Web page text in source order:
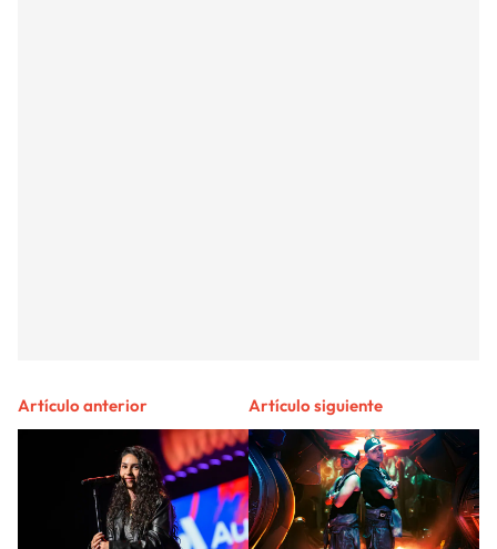
Artículo anterior Artículo siguiente